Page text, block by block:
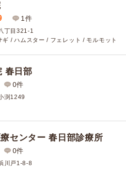
1件
丁目321-1
ギ / ハムスター / フェレット / モルモット
春日部
0件
渕1249
センター 春日部診療所
0件
川戸1-8-8